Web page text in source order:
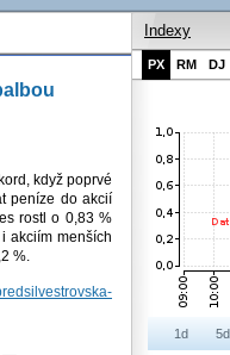
když poprvé
peníze do akcií
rostl o 0,83 %
akciím menších
%.
Indexy
PX RM DJ
1d 5d